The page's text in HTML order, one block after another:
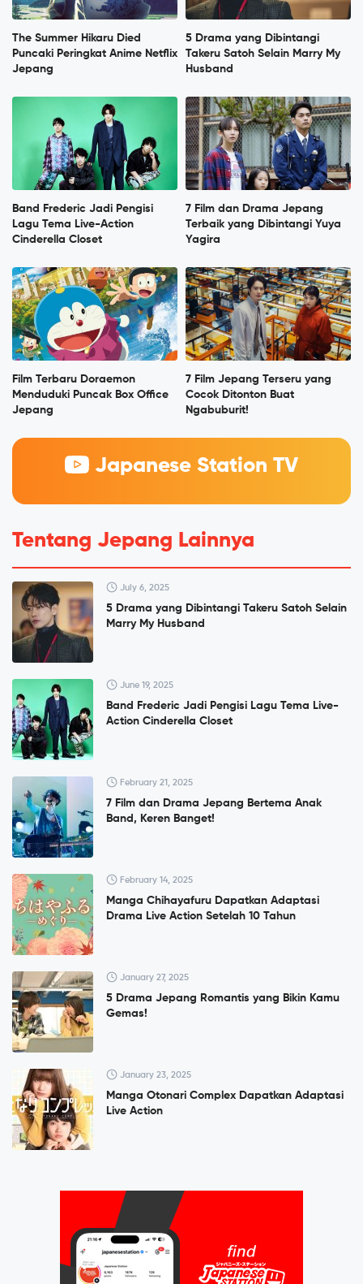
The Summer Hikaru Died
Puncaki Peringkat Anime Netflix
Jepang
5 Drama yang Dibintangi
Takeru Satoh Selain Marry My
Husband
Band Frederic Jadi Pengisi
Lagu Tema Live-Action
Cinderella Closet
7 Film dan Drama Jepang
Terbaik yang Dibintangi Yuya
Yagira
Film Terbaru Doraemon
Menduduki Puncak Box Office
Jepang
7 Film Jepang Terseru yang
Cocok Ditonton Buat
Ngabuburit!
Japanese Station TV
Tentang Jepang Lainnya
July 6, 2025
5 Drama yang Dibintangi Takeru Satoh Selain
Marry My Husband
June 19, 2025
Band Frederic Jadi Pengisi Lagu Tema Live-
Action Cinderella Closet
February 21, 2025
7 Film dan Drama Jepang Bertema Anak
Band, Keren Banget!
February 14, 2025
Manga Chihayafuru Dapatkan Adaptasi
Drama Live Action Setelah 10 Tahun
January 27, 2025
5 Drama Jepang Romantis yang Bikin Kamu
Gemas!
January 23, 2025
Manga Otonari Complex Dapatkan Adaptasi
Live Action